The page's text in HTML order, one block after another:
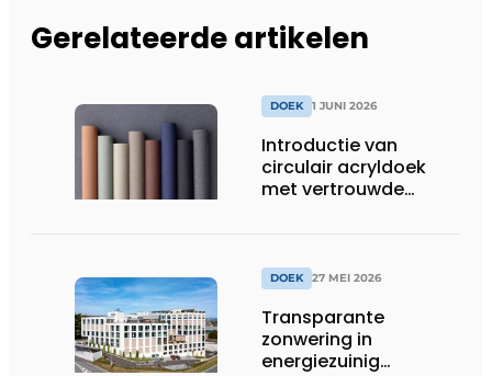
Gerelateerde artikelen
DOEK 1 JUNI 2026
Introductie van
circulair acryldoek
met vertrouwde
DOEK 27 MEI 2026
Transparante
zonwering in
energiezuinig